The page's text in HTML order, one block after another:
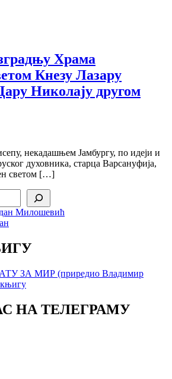
Храма
Кнезу Лазару
Николају другом
некадашњем Јамбургу, по идеји и
духовника, старца Варсануфија,
светом […]
НА ТЕЛЕГРАМУ